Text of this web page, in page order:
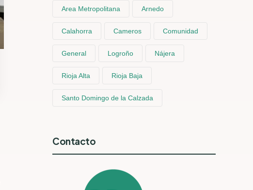
Area Metropolitana Arnedo
Calahorra Cameros Comunidad
General Logroño Nájera
Rioja Alta Rioja Baja
Santo Domingo de la Calzada
Contacto